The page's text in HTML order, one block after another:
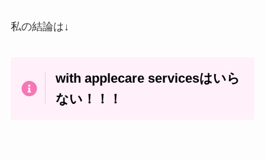
私の結論は↓
with applecare servicesはいら
ない！！！